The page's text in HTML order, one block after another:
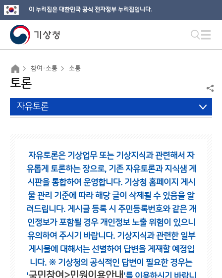
이 누리집은 대한민국 공식 전자정부 누리집입니다.
참여·소통 소통
토론
자유토론
자유토론은 기상업무 또는 기상지식과 관련해서 자
유롭게 토론하는 장으로, 기존 자유토론과 지식샘 게
시판을 통합하여 운영합니다. 기상청 홈페이지 게시
물 관리 기준에 따라 해당 글이 삭제될 수 있음을 알
려드립니다. 게시글 등록 시 주민등록번호와 같은 개
인정보가 포함될 경우 개인정보 노출 위험이 있으니
유의하여 주시기 바랍니다. 기상지식과 관련한 일부
게시물에 대해서는 선별하여 답변을 게재할 예정입
니다. ※ 기상청의 공식적인 답변이 필요한 경우는
'국민참여>민원이용안내 '를 이용하시기 바랍니